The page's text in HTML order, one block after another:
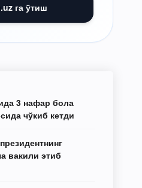
га ўтиш
3 нафар бола
чўкиб кетди
вакили этиб